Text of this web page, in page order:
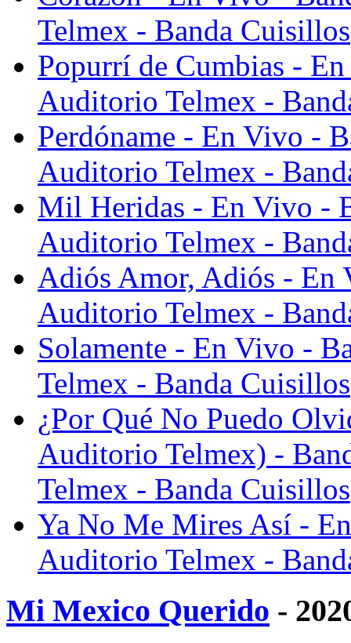
Telmex - Banda Cuisillos
Popurrí de Cumbias -
Auditorio Telmex -
Perdóname - En Vivo -
Auditorio Telmex -
Mil Heridas - En Vivo -
Auditorio Telmex -
Adiós Amor, Adiós - En
Auditorio Telmex -
Solamente - En Vivo -
Telmex - Banda Cuisillos
¿Por Qué No Puedo
Auditorio Telmex) -
Telmex - Banda Cuisillos
Ya No Me Mires Así -
Auditorio Telmex -
Mi Mexico Querido -